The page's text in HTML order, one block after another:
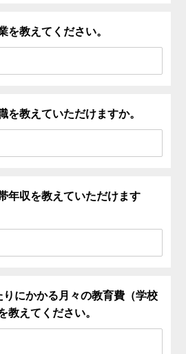
を教えてください。
を教えていただけますか。
年収を教えていただけます
りにかかる月々の教育費（学校
教えてください。